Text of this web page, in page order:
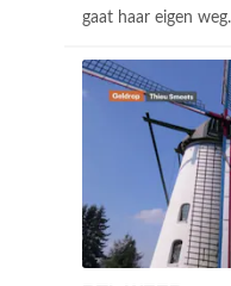
gaat haar eigen